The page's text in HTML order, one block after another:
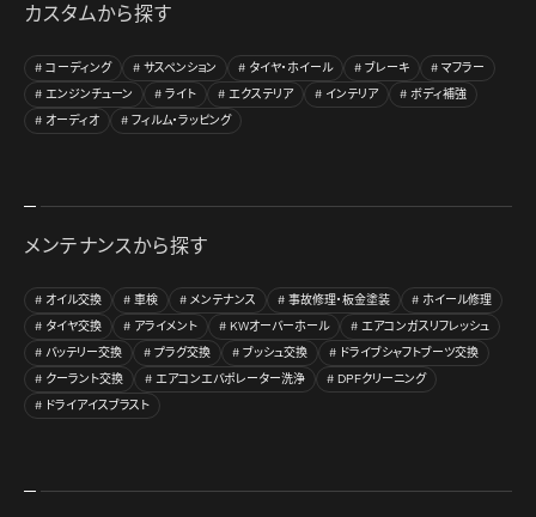
カスタムから探す
コーディング サスペンション タイヤ・ホイール ブレーキ
マフラー
エンジンチューン
ライト エクステリア インテリア
ボディ補強
オーディオ
フィルム・ラッピング
メンテナンスから探す
オイル交換 車検 メンテナンス 事故修理・板金塗装
ホイール修理
タイヤ交換
アライメント KWオーバーホール
エアコンガスリフレッシュ
バッテリー交換
プラグ交換 ブッシュ交換
ドライブシャフトブーツ交換
クーラント交換
エアコンエバポレーター洗浄
DPFクリーニング
ドライアイスブラスト